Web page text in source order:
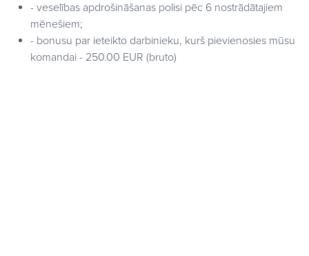
- veselības apdrošināšanas polisi pēc 6 nostrādātajiem
mēnešiem;
- bonusu par ieteikto darbinieku, kurš pievienosies mūsu
komandai - 250.00 EUR (bruto)